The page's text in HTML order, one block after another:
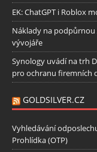
EK: ChatGPT i Roblox
Náklady na
vývojáře
Synology uvádí na trh
pro ochranu firemních
GOLDSILVER.CZ
Vyhledávání
Prohlídka (OTP)